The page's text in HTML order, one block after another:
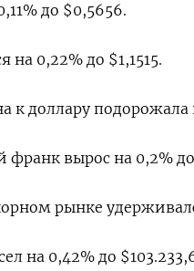
до $0,5656​.
на 0,22% до $1,1515​.
к доллару подорожала
вырос на 0,2%
рынке
на 0,42% до